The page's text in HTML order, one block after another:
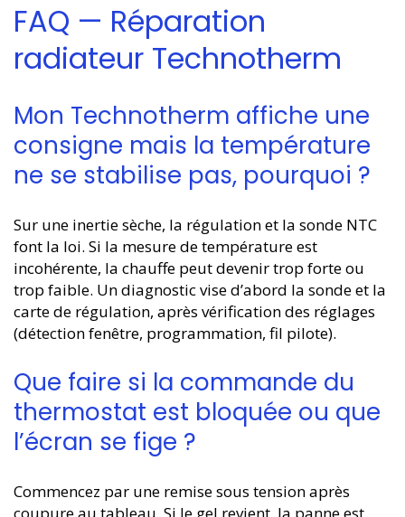
FAQ — Réparation
radiateur Technotherm
Mon Technotherm affiche une
consigne mais la température
ne se stabilise pas, pourquoi ?
Sur une inertie sèche, la régulation et la sonde NTC
font la loi. Si la mesure de température est
incohérente, la chauffe peut devenir trop forte ou
trop faible. Un diagnostic vise d’abord la sonde et la
carte de régulation, après vérification des réglages
(détection fenêtre, programmation, fil pilote).
Que faire si la commande du
thermostat est bloquée ou que
l’écran se fige ?
Commencez par une remise sous tension après
coupure au tableau. Si le gel revient, la panne est